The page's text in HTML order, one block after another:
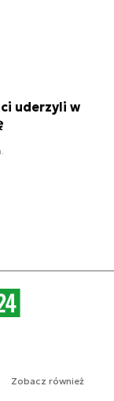
uderzyli w
Zobacz również